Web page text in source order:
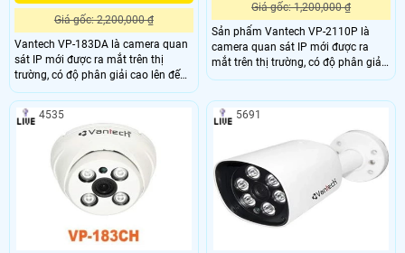
Giá gốc: 2,200,000 ₫
Vantech VP-183DA là camera quan
sát IP mới được ra mắt trên thị
trường, có độ phân giải cao lên đến
4.0 megapixel cho hình ảnh
HD1080P, chống ngược sáng tốt
nhất cho việc tái tạo hình ảnh tốt
phù hợp lắp đặt bên trong nhà, cho
các công trình gia đình, văn phòng,
cửa hàng…
Giá gốc: 1,200,000 ₫
Sản phẩm Vantech VP-2110P là
camera quan sát IP mới được ra
mắt trên thị trường, có độ phân giải
cao lên đến 2.0 megapixel cho hình
tốt nhất cho việc tái tạo hình ảnh tốt
nhất.
4535 5691